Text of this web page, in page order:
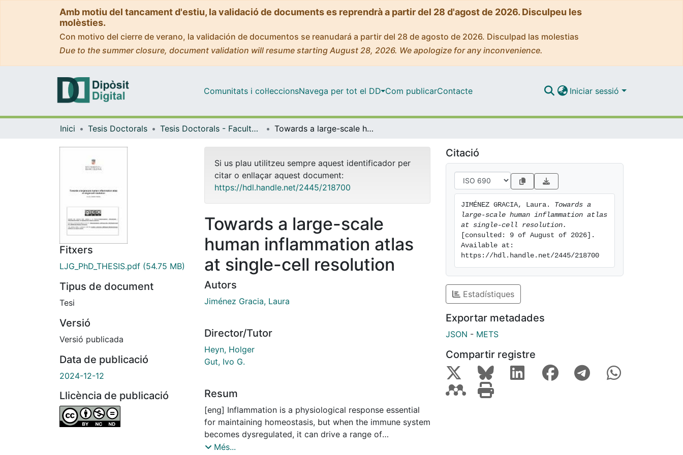
Amb motiu del tancament d'estiu, la validació de documents es reprendrà a partir del 28 d'agost de 2026. Disculpeu les
molèsties.
Con motivo del cierre de verano, la validación de documentos se reanudará a partir del 28 de agosto de 2026. Disculpad las molestias
Due to the summer closure, document validation will resume starting August 28, 2026. We apologize for any inconvenience.
Comunitats i col·leccionsNavega per tot el DD Com publicarContacte Iniciar sessió
Inici Tesis Doctorals Tesis Doctorals - Facultat - Biologia Towards a large-scale human inflammation atlas at single-cell resolution
Fitxers
LJG_PhD_THESIS.pdf (54.75 MB)
Tipus de document
Tesi
Versió
Versió publicada
Data de publicació
2024-12-12
Llicència de publicació
Si us plau utilitzeu sempre aquest identificador per
citar o enllaçar aquest document:
https://hdl.handle.net/2445/218700
Towards a large-scale
human inflammation atlas
at single-cell resolution
Autors
Jiménez Gracia, Laura
Director/Tutor
Heyn, Holger
Gut, Ivo G.
Resum
[eng] Inflammation is a physiological response essential
for maintaining homeostasis, but when the immune system
becomes dysregulated, it can drive a range of
pathological conditions and become a key contributor to
Més...
Citació
JIMÉNEZ GRACIA, Laura. Towards a
large-scale human inflammation atlas
at single-cell resolution.
[consulted: 9 of August of 2026].
Available at:
https://hdl.handle.net/2445/218700
Estadístiques
Exportar metadades
JSON - METS
Compartir registre